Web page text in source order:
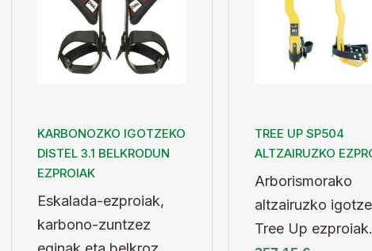
KARBONOZKO IGOTZEKO
DISTEL 3.1 BELKRODUN
EZPROIAK
Eskalada-ezproiak,
karbono-zuntzez
TREE UP SP504
ALTZAIRUZKO
Arborismorako
altzairuzko
Tree Up ezproiak.